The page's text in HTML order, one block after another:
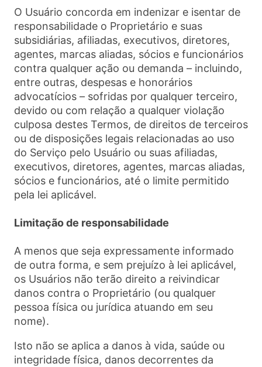
O Usuário concorda em indenizar e isentar de
responsabilidade o Proprietário e suas
subsidiárias, afiliadas, executivos, diretores,
agentes, marcas aliadas, sócios e funcionários
contra qualquer ação ou demanda – incluindo,
entre outras, despesas e honorários
advocatícios – sofridas por qualquer terceiro,
devido ou com relação a qualquer violação
culposa destes Termos, de direitos de terceiros
ou de disposições legais relacionadas ao uso
do Serviço pelo Usuário ou suas afiliadas,
executivos, diretores, agentes, marcas aliadas,
sócios e funcionários, até o limite permitido
pela lei aplicável.
Limitação de responsabilidade
A menos que seja expressamente informado
de outra forma, e sem prejuízo à lei aplicável,
os Usuários não terão direito a reivindicar
danos contra o Proprietário (ou qualquer
pessoa física ou jurídica atuando em seu
nome).
Isto não se aplica a danos à vida, saúde ou
integridade física, danos decorrentes da